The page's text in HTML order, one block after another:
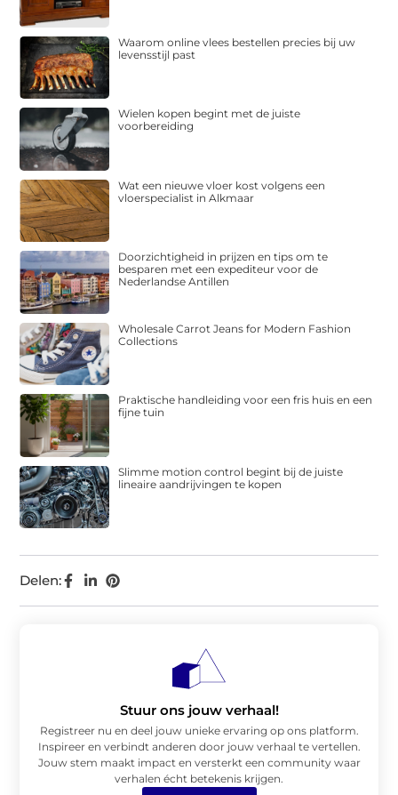
Delen:
Waarom online vlees bestellen precies bij uw
levensstijl past
Wielen kopen begint met de juiste
voorbereiding
Wat een nieuwe vloer kost volgens een
vloerspecialist in Alkmaar
Doorzichtigheid in prijzen en tips om te
besparen met een expediteur voor de
Nederlandse Antillen
Wholesale Carrot Jeans for Modern Fashion
Collections
Praktische handleiding voor een fris huis en een
fijne tuin
Slimme motion control begint bij de juiste
lineaire aandrijvingen te kopen
Stuur ons jouw verhaal!
Registreer nu en deel jouw unieke ervaring op ons platform.
Inspireer en verbindt anderen door jouw verhaal te vertellen.
Jouw stem maakt impact en versterkt een community waar
verhalen écht betekenis krijgen.